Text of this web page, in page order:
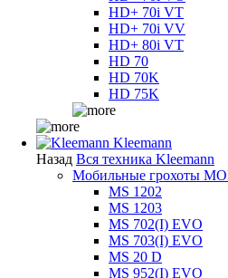
HD+ 70i VT
HD+ 70i VV
HD+ 80i VT
HD 70
HD 70K
HD 75K
Kleemann
Назад Вся техника Kleemann
Мобильные грохоты
MS 1202
MS 1203
MS 702(I) EVO
MS 703(I) EVO
MS 20 D
MS 952(I) EVO